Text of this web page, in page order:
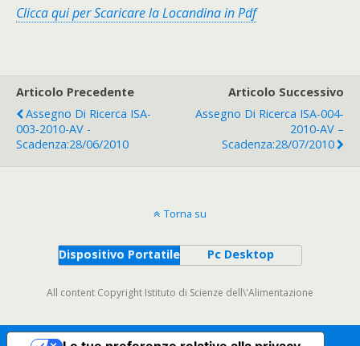
Clicca qui per Scaricare la Locandina in Pdf
Articolo Precedente
Assegno Di Ricerca ISA-
003-2010-AV -
Scadenza:28/06/2010
Articolo Successivo
Assegno Di Ricerca ISA-004-
2010-AV –
Scadenza:28/07/2010
Torna su
Dispositivo Portatile Pc Desktop
All content Copyright Istituto di Scienze dell\'Alimentazione